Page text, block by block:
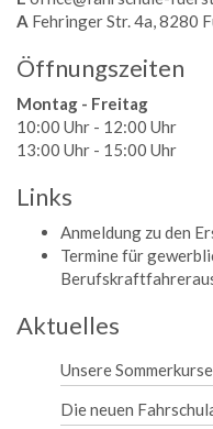
A Fehringer Str. 4a, 8280
Öffnungszeiten
Montag - Freitag
10:00 Uhr - 12:00 Uhr
13:00 Uhr - 15:00 Uhr
Links
Anmeldung zu den
Termine für
Aktuelles
Unsere
Die neuen